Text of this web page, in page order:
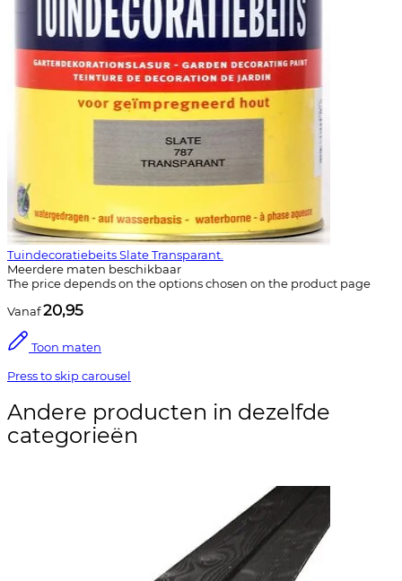
Tuindecoratiebeits Slate Transparant.
Meerdere maten beschikbaar
The price depends on the options chosen on the product page
Vanaf20,95
Toon maten
Press to skip carousel
Andere producten in dezelfde
categorieën